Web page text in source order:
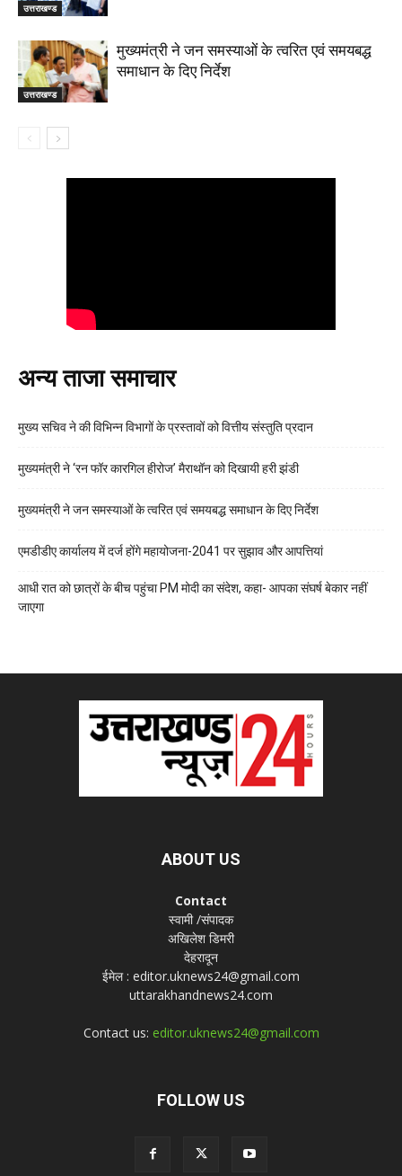
उत्तराखण्ड
उत्तराखण्ड
मुख्यमंत्री ने जन समस्याओं के त्वरित एवं समयबद्ध
समाधान के दिए निर्देश
अन्य ताजा समाचार
मुख्य सचिव ने की विभिन्न विभागों के प्रस्तावों को वित्तीय संस्तुति प्रदान
मुख्यमंत्री ने ‘रन फॉर कारगिल हीरोज’ मैराथॉन को दिखायी हरी झंडी
मुख्यमंत्री ने जन समस्याओं के त्वरित एवं समयबद्ध समाधान के दिए निर्देश
एमडीडीए कार्यालय में दर्ज होंगे महायोजना-2041 पर सुझाव और आपत्तियां
आधी रात को छात्रों के बीच पहुंचा PM मोदी का संदेश, कहा- आपका संघर्ष बेकार नहीं
जाएगा
ABOUT US
Contact
स्वामी /संपादक
अखिलेश डिमरी
देहरादून
ईमेल : editor.uknews24@gmail.com
uttarakhandnews24.com
Contact us: editor.uknews24@gmail.com
FOLLOW US